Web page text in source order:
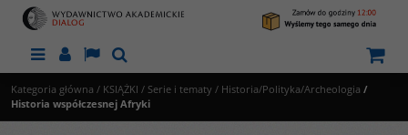
MenuPanelLangSzukaj
Kategoria główna / KSIĄŻKI / Serie i tematy / Historia/Polityka/Archeologia /
Historia współczesnej Afryki